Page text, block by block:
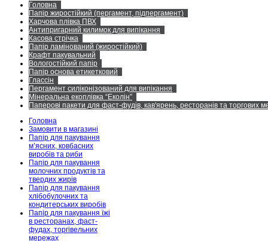
Головна
Папір жиростійкий (пергамент, підпергамент)
Харчова плівка ПВХ
Антипригарний килимок для випікання
Касова стрічка
Папір ламінований (жиростійкий)
Крафт пакувальний
Вологостійкий папір
Папір основа етикетковий
Глассін
Пергамент силіконізований для випікання
Мінеральна екоплівка “Еколін”
Паперові пакети для фаст-фудів, кав'ярень, ресторанів та торгових
Головна
Замовити в магазині
Папір для пакування
м’ясних, ковбасних
виробів та риби
Папір для пакування
молочних продуктів та
твердих жирів
Папір для пакування
хлібобулочних та
кондитерських виробів
Папір для пакування їжі
в ресторанах, фаст-
фудах, торгівельних
мережах